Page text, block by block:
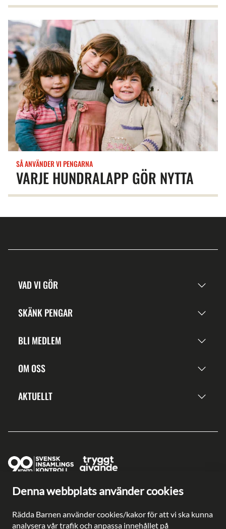
Denna webbplats använder cookies
Rädda Barnen använder cookies/kakor för att vi ska kunna
analysera vår trafik och anpassa innehållet på
VARJE HUNDRALAPP GÖR NYTTA
SÅ ANVÄNDER VI PENGARNA
VAD VI GÖR
SKÄNK PENGAR
BLI MEDLEM
OM OSS
AKTUELLT
Ge en gåva direkt
Plusgiro: 90 2003-3
Bankgiro: 902-0033